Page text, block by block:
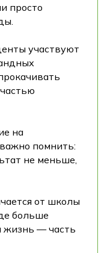
просто
участвуют
на
помнить:
не меньше,
от школы
больше
жизнь — часть